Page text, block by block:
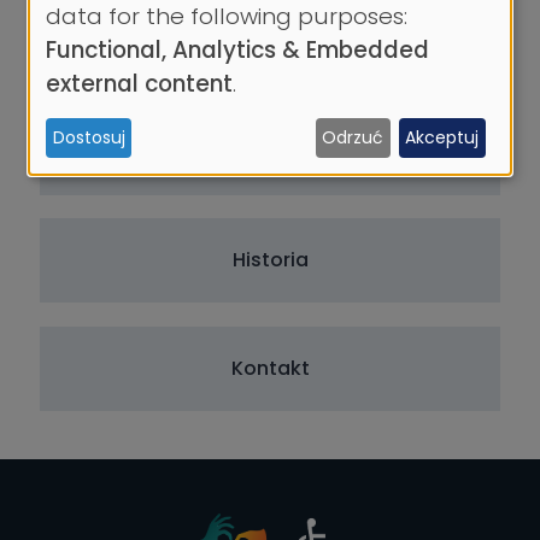
Struktura
Historia
Kontakt
of
personal
data
and
cookies
data for the following purposes:
Functional, Analytics & Embedded
external content.
Dostosuj Odrzuć Akceptuj